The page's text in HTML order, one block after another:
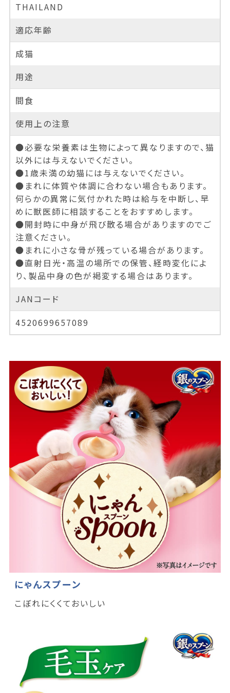
THAILAND
適応年齢
成猫
用途
間食
使用上の注意
●必要な栄養素は生物によって異なりますので、猫
以外には与えないでください。
●1歳未満の幼猫には与えないでください。
●まれに体質や体調に合わない場合もあります。
何らかの異常に気付かれた時は給与を中断し、早
めに獣医師に相談することをおすすめします。
●開封時に中身が飛び散る場合がありますのでご
注意ください。
●まれに小さな骨が残っている場合があります。
●直射日光・高温の場所での保管、経時変化によ
り、製品中身の色が褐変する場合はあります。
JANコード
4520699657089
にゃんスプーン
こぼれにくくておいしい